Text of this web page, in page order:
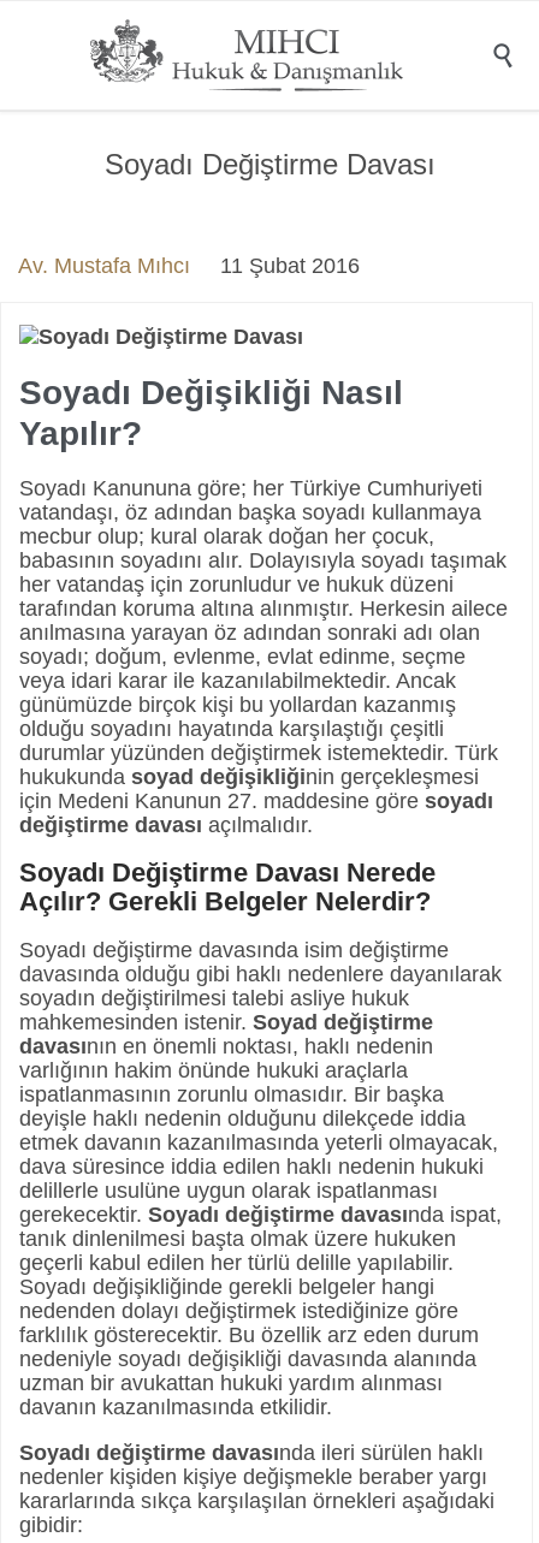

Soyadı Değiştirme Davası
Av. Mustafa Mıhcı 11 Şubat 2016
Soyadı Değişikliği Nasıl
Yapılır?
Soyadı Kanununa göre; her Türkiye Cumhuriyeti
vatandaşı, öz adından başka soyadı kullanmaya
mecbur olup; kural olarak doğan her çocuk,
babasının soyadını alır. Dolayısıyla soyadı taşımak
her vatandaş için zorunludur ve hukuk düzeni
tarafından koruma altına alınmıştır. Herkesin ailece
anılmasına yarayan öz adından sonraki adı olan
soyadı; doğum, evlenme, evlat edinme, seçme
veya idari karar ile kazanılabilmektedir. Ancak
günümüzde birçok kişi bu yollardan kazanmış
olduğu soyadını hayatında karşılaştığı çeşitli
durumlar yüzünden değiştirmek istemektedir. Türk
hukukunda soyad değişikliğinin gerçekleşmesi
için Medeni Kanunun 27. maddesine göre soyadı
değiştirme davası açılmalıdır.
Soyadı Değiştirme Davası Nerede
Açılır? Gerekli Belgeler Nelerdir?
Soyadı değiştirme davasında isim değiştirme
davasında olduğu gibi haklı nedenlere dayanılarak
soyadın değiştirilmesi talebi asliye hukuk
mahkemesinden istenir. Soyad değiştirme
davasının en önemli noktası, haklı nedenin
varlığının hakim önünde hukuki araçlarla
ispatlanmasının zorunlu olmasıdır. Bir başka
deyişle haklı nedenin olduğunu dilekçede iddia
etmek davanın kazanılmasında yeterli olmayacak,
dava süresince iddia edilen haklı nedenin hukuki
delillerle usulüne uygun olarak ispatlanması
gerekecektir. Soyadı değiştirme davasında ispat,
tanık dinlenilmesi başta olmak üzere hukuken
geçerli kabul edilen her türlü delille yapılabilir.
Soyadı değişikliğinde gerekli belgeler hangi
nedenden dolayı değiştirmek istediğinize göre
farklılık gösterecektir. Bu özellik arz eden durum
nedeniyle soyadı değişikliği davasında alanında
uzman bir avukattan hukuki yardım alınması
davanın kazanılmasında etkilidir.
Soyadı değiştirme davasında ileri sürülen haklı
nedenler kişiden kişiye değişmekle beraber yargı
kararlarında sıkça karşılaşılan örnekleri aşağıdaki
gibidir: